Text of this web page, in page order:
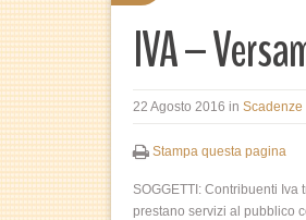
IVA –
22 Agosto 2016 in Scadenze
Stampa questa pagina
SOGGETTI: Contribuenti
prestano servizi al pubblico